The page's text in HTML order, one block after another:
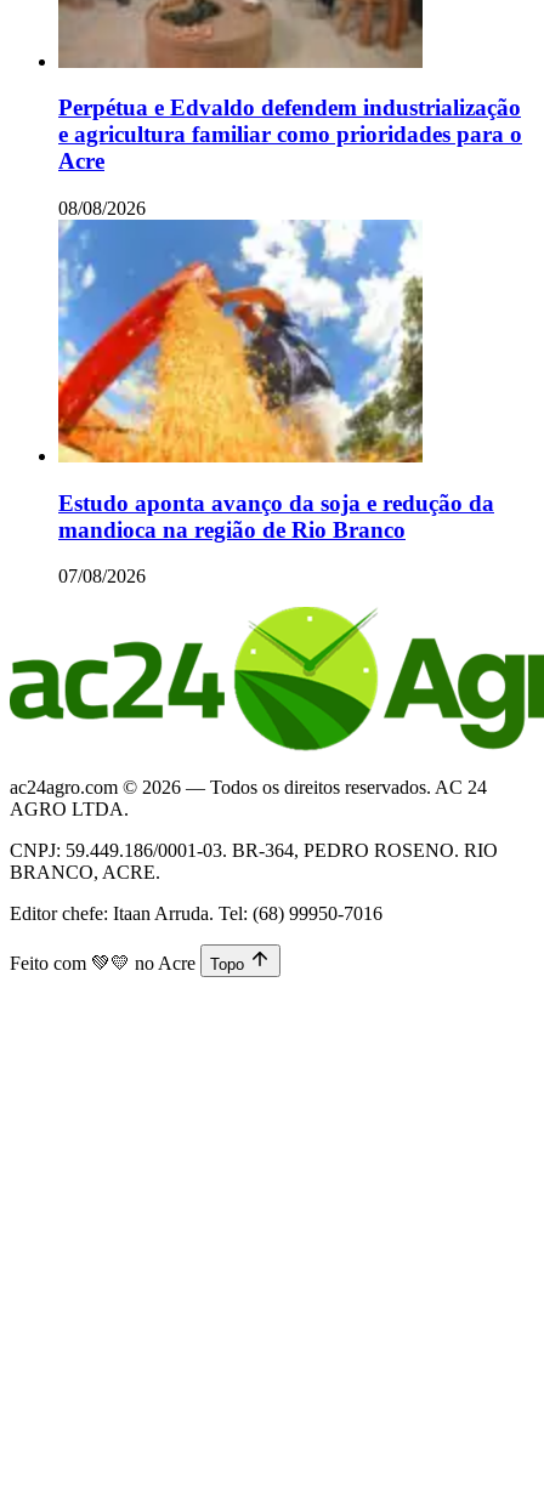
Perpétua e Edvaldo defendem industrialização
e agricultura familiar como prioridades para o
Acre
08/08/2026
Estudo aponta avanço da soja e redução da
mandioca na região de Rio Branco
07/08/2026
ac24agro.com © 2026 — Todos os direitos reservados. AC 24
AGRO LTDA.
CNPJ: 59.449.186/0001-03. BR-364, PEDRO ROSENO. RIO
BRANCO, ACRE.
Editor chefe: Itaan Arruda. Tel: (68) 99950-7016
Feito com 💚💛 no Acre Topo